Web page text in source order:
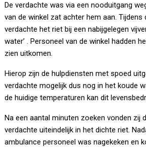
De verdachte was via een nooduitgang
van de winkel zat achter hem aan. Tijdens
verdachte het riet bij een nabijgelegen
water’ . Personeel van de winkel hadden
zien uitkomen.
Hierop zijn de hulpdiensten met spoed
verdachte mogelijk dus nog in het koude
de huidige temperaturen kan dit
Na een aantal minuten zoeken vonden zij
verdachte uiteindelijk in het dichte riet.
ambulance personeel was nagekeken en